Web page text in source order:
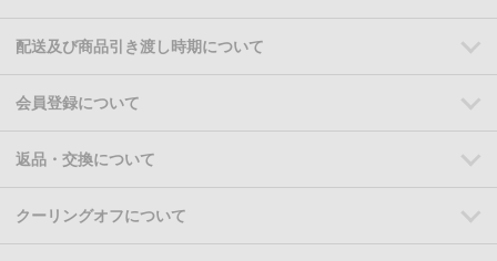
配送及び商品引き渡し時期について
会員登録について
返品・交換について
クーリングオフについて